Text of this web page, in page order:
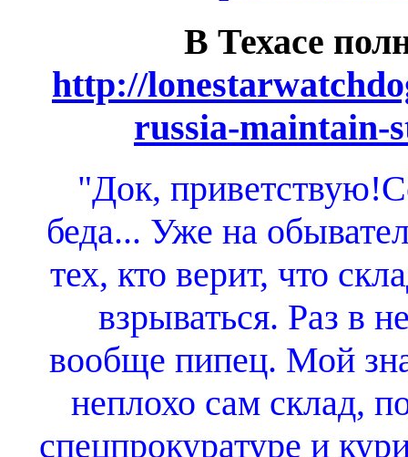
В Техасе
http://
russia-maintain-
"Док,
беда... Уже на
тех, кто верит, что
взрываться. Раз в
вообще пипец. Мой
неплохо сам склад,
спецпрокуратуре и